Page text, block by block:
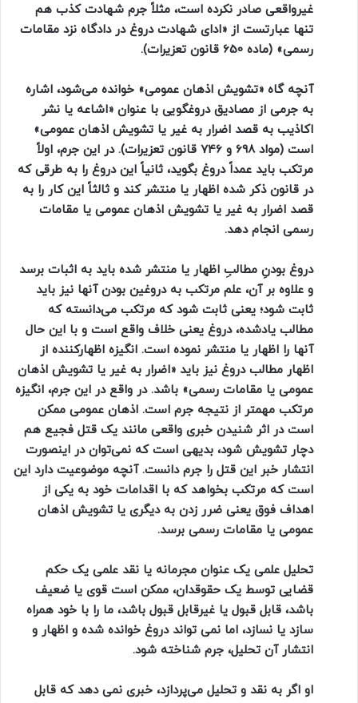
غیرواقعی صادر نکرده است، مثلاً جرم شهادت کذب هم
تنها عبارتست از «ادای شهادت دروغ در دادگاه نزد مقامات
رسمی» (ماده 650 قانون تعزیرات).
آنچه گاه «تشویش اذهان عمومی» خوانده می‌شود، اشاره
به جرمی از مصادیق دروغگویی با عنوان «اشاعه یا نشر
اکاذیب به قصد اضرار به غیر یا تشویش اذهان عمومی»
است (مواد 698 و 746 قانون تعزیرات). در این جرم، اولاً
مرتکب باید عمداً دروغ بگوید، ثانیاً این دروغ را به طرقی که
در قانون ذکر شده اظهار یا منتشر کند و ثالثاً این کار را به
قصد اضرار به غیر یا تشویش اذهان عمومی یا مقامات
رسمی انجام دهد.
دروغ بودنِ مطالبِ اظهار یا منتشر شده باید به اثبات برسد
و علاوه بر آن، علم مرتکب به دروغین بودن آنها نیز باید
ثابت شود؛ یعنی ثابت شود که مرتکب می‌دانسته که
مطالب یادشده، دروغ یعنی خلاف واقع است و با این حال
آنها را اظهار یا منتشر نموده است. انگیزه اظهارکننده از
اظهار مطالب دروغ نیز باید «اضرار به غیر یا تشویش اذهان
عمومی یا مقامات رسمی» باشد. در واقع در این جرم، انگیزه
مرتکب مهمتر از نتیجه جرم است. اذهان عمومی ممکن
است در اثر شنیدن خبری واقعی مانند یک قتل فجیع هم
دچار تشویش شود، بدیهی است که نمی‌توان در اینصورت
انتشار خبر این قتل را جرم دانست. آنچه موضوعیت دارد این
است که مرتکب بخواهد که با اقدامات خود به یکی از
اهداف فوق یعنی ضرر زدن به دیگری یا تشویش اذهان
عمومی یا مقامات رسمی برسد.
تحلیل علمی یک عنوان مجرمانه یا نقد علمی یک حکم
قضایی توسط یک حقوقدان، ممکن است قوی یا ضعیف
باشد، قابل قبول یا غیرقابل قبول باشد، ما را با خود همراه
سازد یا نسازد، اما نمی تواند دروغ خوانده شده و اظهار و
انتشار آن تحلیل، جرم شناخته شود.
او اگر به نقد و تحلیل می‌پردازد، خبری نمی دهد که قابل